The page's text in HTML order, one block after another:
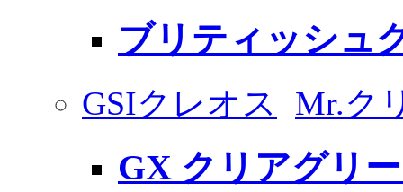
ブリティッシュ
GSIクレオス Mr.ク
GX クリアグリ